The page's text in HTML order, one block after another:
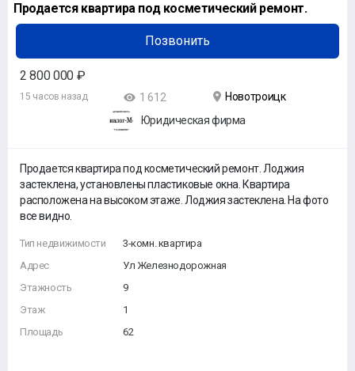
Продается квартира под косметический ремонт.
Позвонить
2 800 000 ₽
15 часов назад 1 612
Новотроицк
Юридическая фирма
Продается квартира под косметический ремонт. Лоджия
застеклена, установлены пластиковые окна. Квартира
расположена на высоком этаже. Лоджия застеклена. На фото
все видно.
Тип недвижимости
Адрес
Этажность
Этаж
Площадь
3-комн. квартира
Ул Железнодорожная
9
1
62